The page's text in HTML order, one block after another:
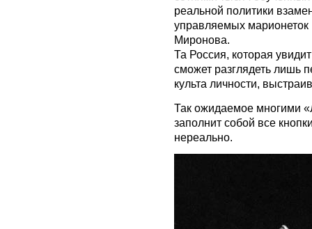
реальной политики
управляемых
Миронова.
Та Россия, которая
сможет разглядеть лишь
культа личности,
Так ожидаемое многими
заполнит собой все
нереально.